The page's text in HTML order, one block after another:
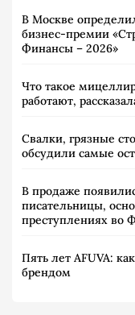
В Москве
бизнес-премии
Финансы – 2026»
Что такое
работают,
Свалки, грязные
обсудили самые
В продаже
писательницы,
преступлениях во
Пять лет AFUVA:
брендом